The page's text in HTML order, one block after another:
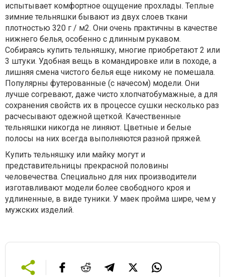
испытывает комфортное ощущение прохлады. Теплые
зимние тельняшки бывают из двух слоев ткани
плотностью 320 г / м2. Они очень практичны в качестве
нижнего белья, особенно с длинным рукавом.
Собираясь купить тельняшку, многие приобретают 2 или
3 штуки. Удобная вещь в командировке или в походе, а
лишняя смена чистого белья еще никому не помешала.
Популярны футерованные (с начесом) модели. Они
лучше согревают, даже чисто хлопчатобумажные, а для
сохранения свойств их в процессе сушки несколько раз
расчесывают одежной щеткой. Качественные
тельняшки никогда не линяют. Цветные и белые
полосы на них всегда выполняются разной пряжей.
Купить тельняшку или майку могут и
представительницы прекрасной половины
человечества. Специально для них производители
изготавливают модели более свободного кроя и
удлиненные, в виде туники. У маек пройма шире, чем у
мужских изделий.